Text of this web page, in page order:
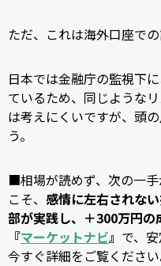
ただ、これは海外口座での
日本では金融庁の監視下
ているため、同じような
は考えにくいですが、頭
う。
■相場が読めず、次の一
こそ、 感情に左右されな
部が実践し、＋300万円
『マーケットナビ』 で、
今すぐ詳細をご覧ください